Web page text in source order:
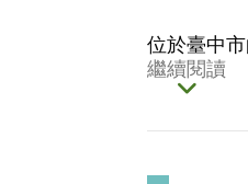
位於臺中
繼續閱讀